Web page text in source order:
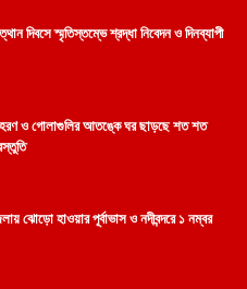
দিবসে স্মৃতিস্তম্ভে শ্রদ্ধা নিবেদন ও দিনব্যাপী
ও গোলাগুলির আতঙ্কে ঘর ছাড়ছে শত শত
ঝোড়ো হাওয়ার পূর্বাভাস ও নদীবন্দরে ১ নম্বর